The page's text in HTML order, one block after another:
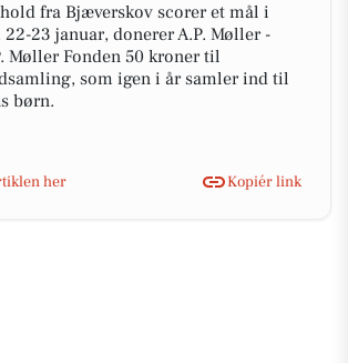
fra Bjæverskov scorer et mål i
22-23 januar, donerer A.P. Møller -
Møller Fonden 50 kroner til
som igen i år samler ind til
børn.
her
Kopiér link